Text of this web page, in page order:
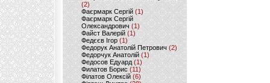
(2)
Фаєрмарк Сергій(1)
Фаєрмарк Сергій
Олександрович (1)
Файст Валерій(1)
Федєєв Ігор (1)
Федорук Анатолій Петрович (2)
Федорчук Анатолій (1)
Федосов Едуард (1)
Филатов Борис (11)
Філатов Олексій (6)